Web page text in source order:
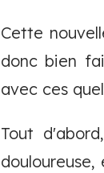
Cette
donc bien
avec ces
Tout